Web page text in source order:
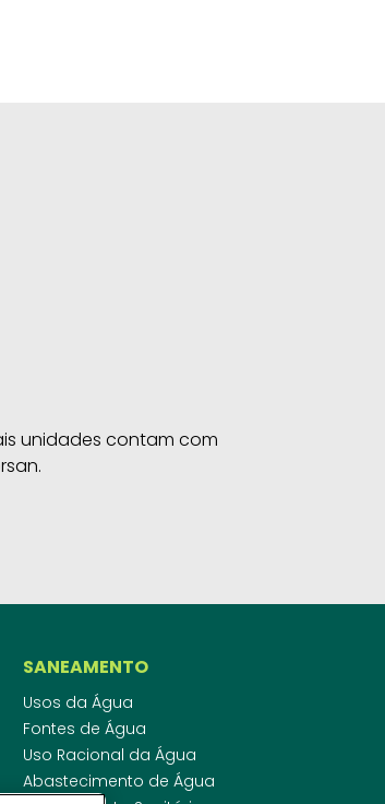
unidades contam com
SANEAMENTO
Usos da Água
Fontes de Água
Uso Racional da Água
Abastecimento de Água